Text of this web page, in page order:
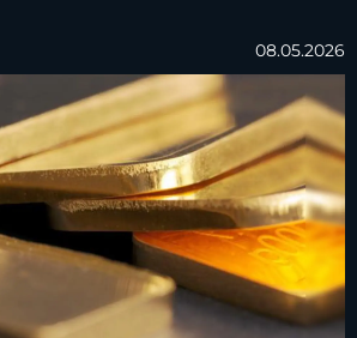
08.05.2026